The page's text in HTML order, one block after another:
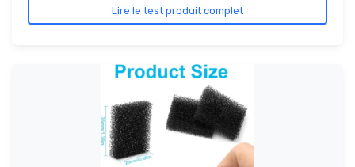
Lire le test produit complet